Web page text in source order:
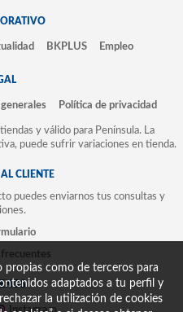
BKPLUS Empleo
Política de privacidad
y válido para Península. La
puede sufrir variaciones en tienda.
CLIENTE
puedes enviarnos tus consultas y
frecuentes
Instagram
como de terceros para
adaptados a tu perfil y
la utilización de cookies